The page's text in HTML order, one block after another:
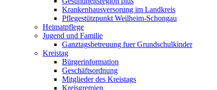
Krankenhausversorung im Landkreis
Pflegestützpunkt Weilheim-Schongau
Heimatpflege
Jugend und Familie
Ganztagsbetreuung fuer Grundschulkinder
Kreistag
Bürgerinformation
Geschäftsordnung
Mitglieder des Kreistags
Kreisgremien